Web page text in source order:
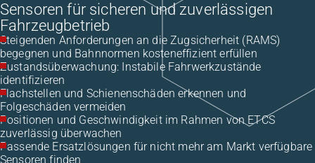
Sensoren für sicheren und zuverlässigen
Fahrzeugbetrieb
Steigenden Anforderungen an die Zugsicherheit (RAMS)
begegnen und Bahnnormen kosteneffizient erfüllen
Zustandsüberwachung: Instabile Fahrwerkzustände
identifizieren
Flachstellen und Schienenschäden erkennen und
Folgeschäden vermeiden
Positionen und Geschwindigkeit im Rahmen von ETCS
zuverlässig überwachen
Passende Ersatzlösungen für nicht mehr am Markt verfügbare
Sensoren finden